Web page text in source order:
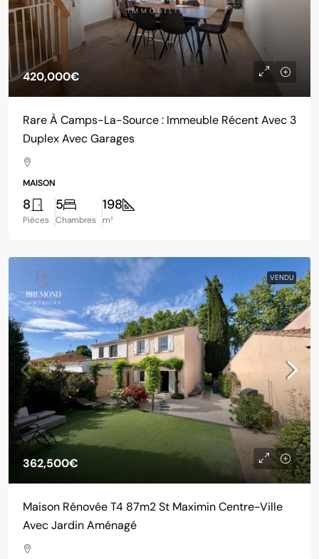
420,000€
Rare À Camps-La-Source : Immeuble Récent Avec 3
Duplex Avec Garages
MAISON
8
Pièces
5
Chambres
198
m²
VENDU
362,500€
Maison Rénovée T4 87m2 St Maximin Centre-Ville
Avec Jardin Aménagé